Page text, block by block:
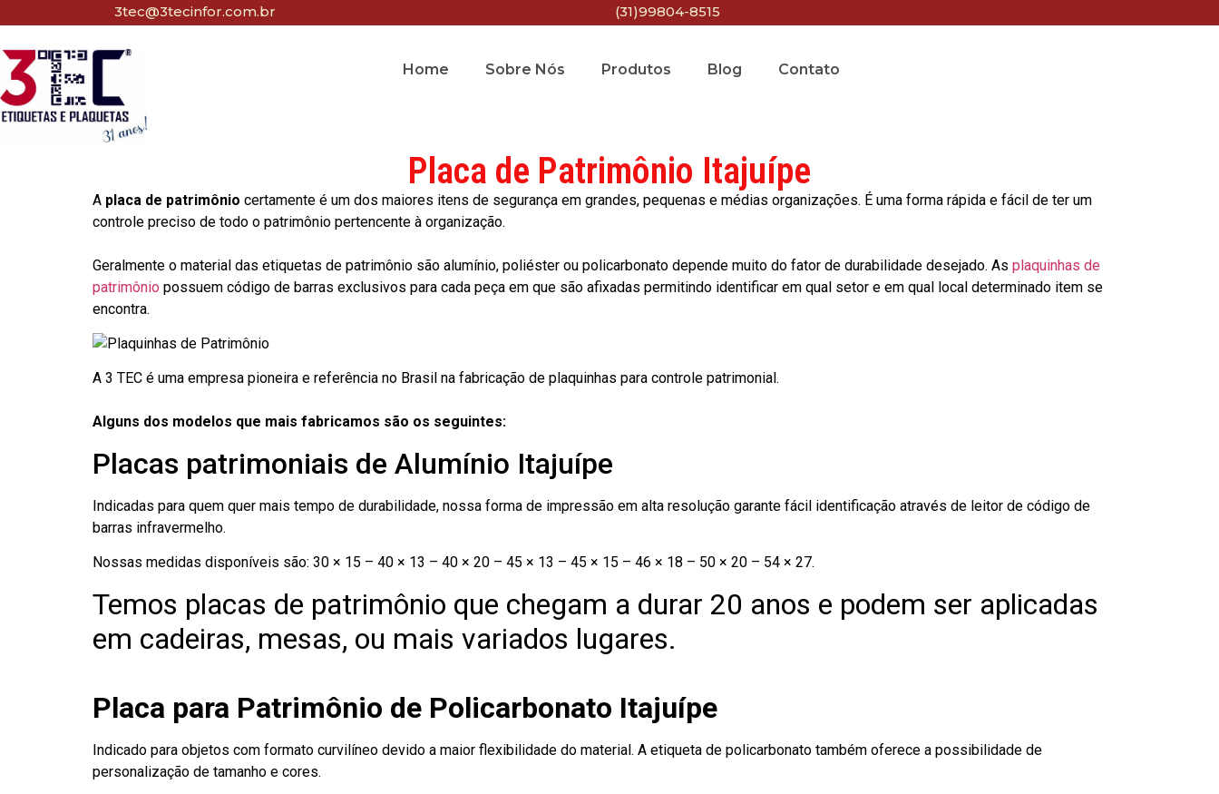
3tec@3tecinfor.com.br (31)99804-8515
Home Sobre Nós Produtos Blog Contato
Placa de Patrimônio Itajuípe
A placa de patrimônio certamente é um dos maiores itens de segurança em grandes, pequenas e médias organizações. É uma forma rápida e fácil de ter um
controle preciso de todo o patrimônio pertencente à organização.
Geralmente o material das etiquetas de patrimônio são alumínio, poliéster ou policarbonato depende muito do fator de durabilidade desejado. As plaquinhas de
patrimônio possuem código de barras exclusivos para cada peça em que são afixadas permitindo identificar em qual setor e em qual local determinado item se
encontra.
A 3 TEC é uma empresa pioneira e referência no Brasil na fabricação de plaquinhas para controle patrimonial.
Alguns dos modelos que mais fabricamos são os seguintes:
Placas patrimoniais de Alumínio Itajuípe
Indicadas para quem quer mais tempo de durabilidade, nossa forma de impressão em alta resolução garante fácil identificação através de leitor de código de
barras infravermelho.
Nossas medidas disponíveis são: 30 × 15 – 40 × 13 – 40 × 20 – 45 × 13 – 45 × 15 – 46 × 18 – 50 × 20 – 54 × 27.
Temos placas de patrimônio que chegam a durar 20 anos e podem ser aplicadas
em cadeiras, mesas, ou mais variados lugares.
Placa para Patrimônio de Policarbonato Itajuípe
Indicado para objetos com formato curvilíneo devido a maior flexibilidade do material. A etiqueta de policarbonato também oferece a possibilidade de
personalização de tamanho e cores.